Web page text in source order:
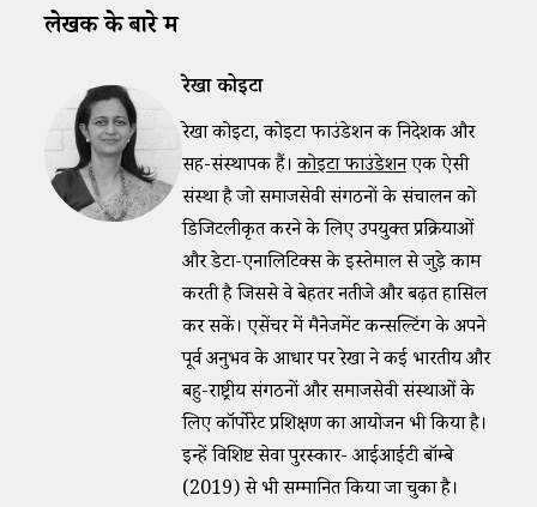
लेखक के बारे में
रेखा कोइटा
रेखा कोइटा, कोइटा फाउंडेशन की निदेशक और
सह-संस्थापक हैं।कोइटा फाउंडेशनएक ऐसी
संस्था है जो समाजसेवी संगठनों के संचालन को
डिजिटलीकृत करने के लिए उपयुक्त प्रक्रियाओं
और डेटा-एनालिटिक्स के इस्तेमाल से जुड़े काम
करती है जिससे वे बेहतर नतीजे और बढ़त हासिल
कर सकें। एसेंचर में मैनेजमेंट कन्सल्टिंग के अपने
पूर्व अनुभव के आधार पर रेखा ने कई भारतीय और
बहु-राष्ट्रीय संगठनों और समाजसेवी संस्थाओं के
लिए कॉर्पोरेट प्रशिक्षण का आयोजन भी किया है।
इन्हें विशिष्ट सेवा पुरस्कार- आईआईटी बॉम्बे
(2019) से भी सम्मानित किया जा चुका है।